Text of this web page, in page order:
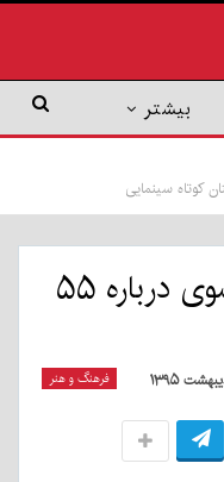
بیشتر
گفتگو با سید جواد موسوی درباره ۵۵
فرهنگ و هنر